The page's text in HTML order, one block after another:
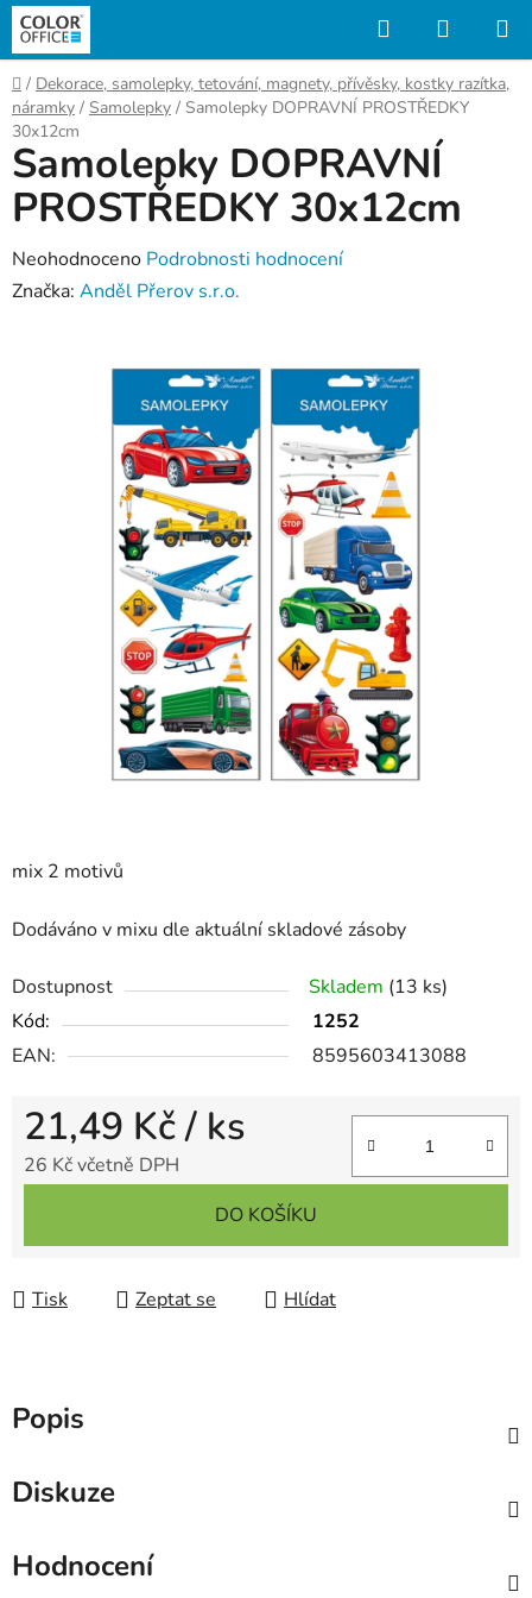
Přejít
obsah
Hledat
KOŠÍK
Domů
/ Dekorace, samolepky, tetování, magnety, přívěsky, kostky razítka,
náramky / Samolepky / Samolepky DOPRAVNÍ PROSTŘEDKY
30x12cm
mix 2 motivů
Dodáváno v mixu dle aktuální skladové zásoby
Dostupnost Skladem (13 ks)
Kód:
1252
EAN:
8595603413088
21,49 Kč/ ks
26 Kč včetně DPH
DO KOŠÍKU
Tisk Zeptat se Hlídat
Samolepky DOPRAVNÍ
PROSTŘEDKY 30x12cm
Průměrné
hodnocení
Neohodnoceno Podrobnosti hodnocení
Značka: Anděl Přerov s.r.o.
Popis
Diskuze
Hodnocení